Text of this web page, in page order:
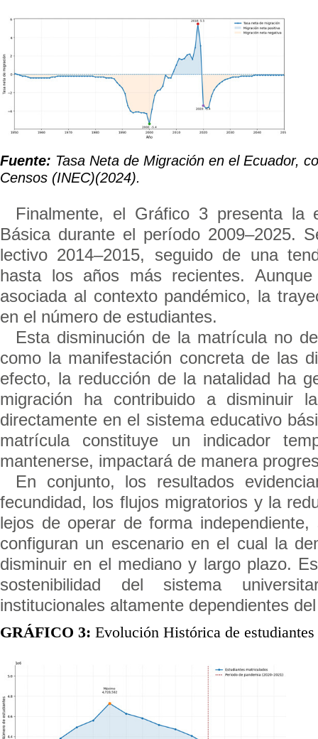
Fuente: Tasa Neta de Migración en el Ecuador,
Censos (INEC)(2024).
Finalmente, el Gráfico 3 presenta la
Básica durante el período 2009–2025.
lectivo 2014–2015, seguido de una
hasta los años más recientes.
asociada al contexto pandémico, la
en el número de estudiantes.
Esta disminución de la matrícula no
como la manifestación concreta de las
efecto, la reducción de la natalidad ha
migración ha contribuido a disminuir
directamente en el sistema educativo
matrícula constituye un indicador
mantenerse, impactará de manera
En conjunto, los resultados
fecundidad, los flujos migratorios y la
lejos de operar de forma
configuran un escenario en el cual la
disminuir en el mediano y largo plazo.
sostenibilidad del sistema
institucionales altamente dependientes
GRÁFICO 3: Evolución Histórica de